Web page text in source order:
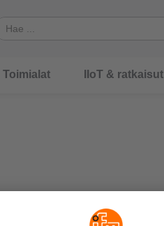
Toimialat IIoT & ratkaisut